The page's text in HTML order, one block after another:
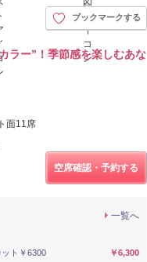
ブックマークする
ラー”！季節感を楽しむあな
面11席
空席確認・予約する
一覧へ
ト￥6300 ￥6,300